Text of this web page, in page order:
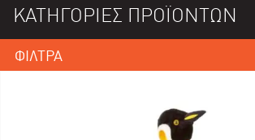
ΚΑΤΗΓΟΡΙΕΣ ΠΡΟΪΟΝΤΩΝ
ΦΙΛΤΡΑ